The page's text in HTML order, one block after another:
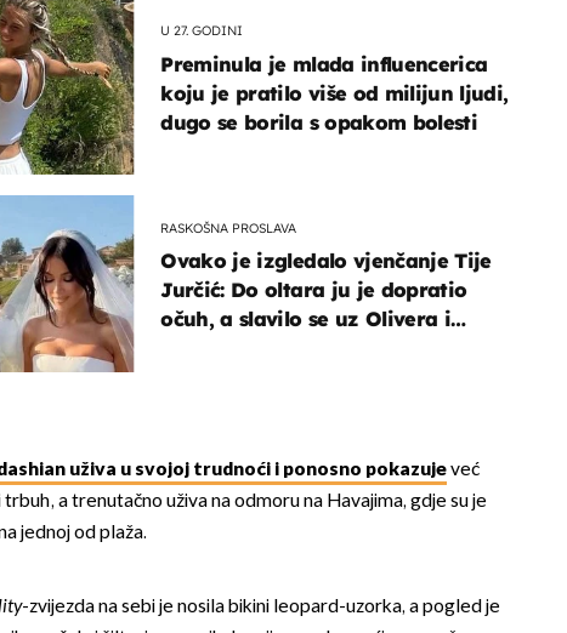
U 27. GODINI
Preminula je mlada influencerica
koju je pratilo više od milijun ljudi,
dugo se borila s opakom bolesti
RASKOŠNA PROSLAVA
Ovako je izgledalo vjenčanje Tije
Jurčić: Do oltara ju je dopratio
očuh, a slavilo se uz Olivera i
uživa u svojoj trudnoći i ponosno pokazujeveć
a trenutačno uživa na odmoru na Havajima, gdje su je
jednoj od plaža.
-zvijezda na sebi je nosila bikini leopard-uzorka, a pogled je